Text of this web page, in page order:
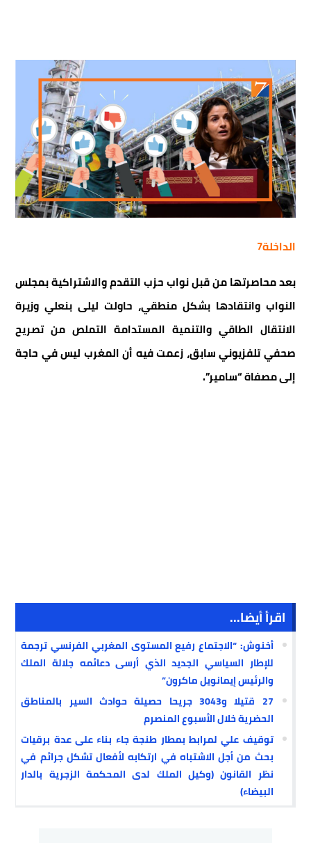
الداخلة7
بعد محاصرتها من قبل نواب حزب التقدم والاشتراكية بمجلس
النواب وانتقادها بشكل منطقي، حاولت ليلى بنعلي وزيرة
الانتقال الطاقي والتنمية المستدامة التملص من تصريح
صحفي تلفزيوني سابق، زعمت فيه أن المغرب ليس في حاجة
إلى مصفاة “سامير”.
اقرأ أيضا...
أخنوش: “الاجتماع رفيع المستوى المغربي الفرنسي ترجمة
للإطار السياسي الجديد الذي أرسى دعائمه جلالة الملك
والرئيس إيمانويل ماكرون”
27 قتيلا و3043 جريحا حصيلة حوادث السير بالمناطق
الحضرية خلال الأسبوع المنصرم
توقيف علي لمرابط بمطار طنجة جاء بناء على عدة برقيات
بحث من أجل الاشتباه في ارتكابه لأفعال تشكل جرائم في
نظر القانون (وكيل الملك لدى المحكمة الزجرية بالدار
البيضاء)